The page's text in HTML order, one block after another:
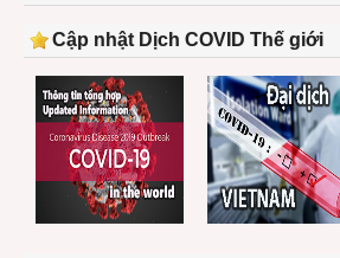
Cập nhật Dịch COVID Thế giới